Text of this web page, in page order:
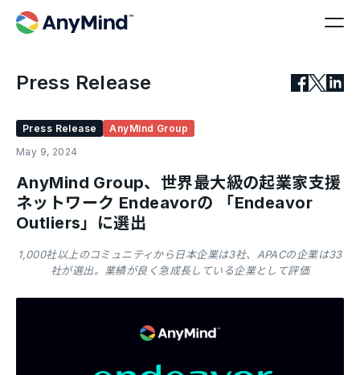
Press Release
Press Release
AnyMind Group
May 9, 2024
AnyMind Group、世界最大級の起業家支援
ネットワーク Endeavorの 「Endeavor
Outliers」に選出
1,000社以上のコミュニティから日本企業は3社、APACの企業は33
社が選出。業績が良く急成長している企業として評価